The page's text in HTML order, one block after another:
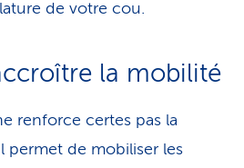
de votre cou.
la mo­bilité
renforce certes pas la
permet de mobiliser les